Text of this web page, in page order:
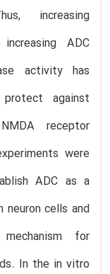
increasing
ADC
activity has
against
receptor
were
ADC as a
cells and
for
In the in vitro